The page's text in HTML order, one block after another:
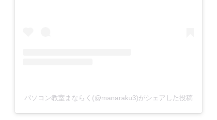
パソコン教室まならく(@manaraku3)がシェアした投稿